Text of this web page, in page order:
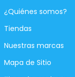
¿Quiénes somos?
Tiendas
Nuestras marcas
Mapa de Sitio